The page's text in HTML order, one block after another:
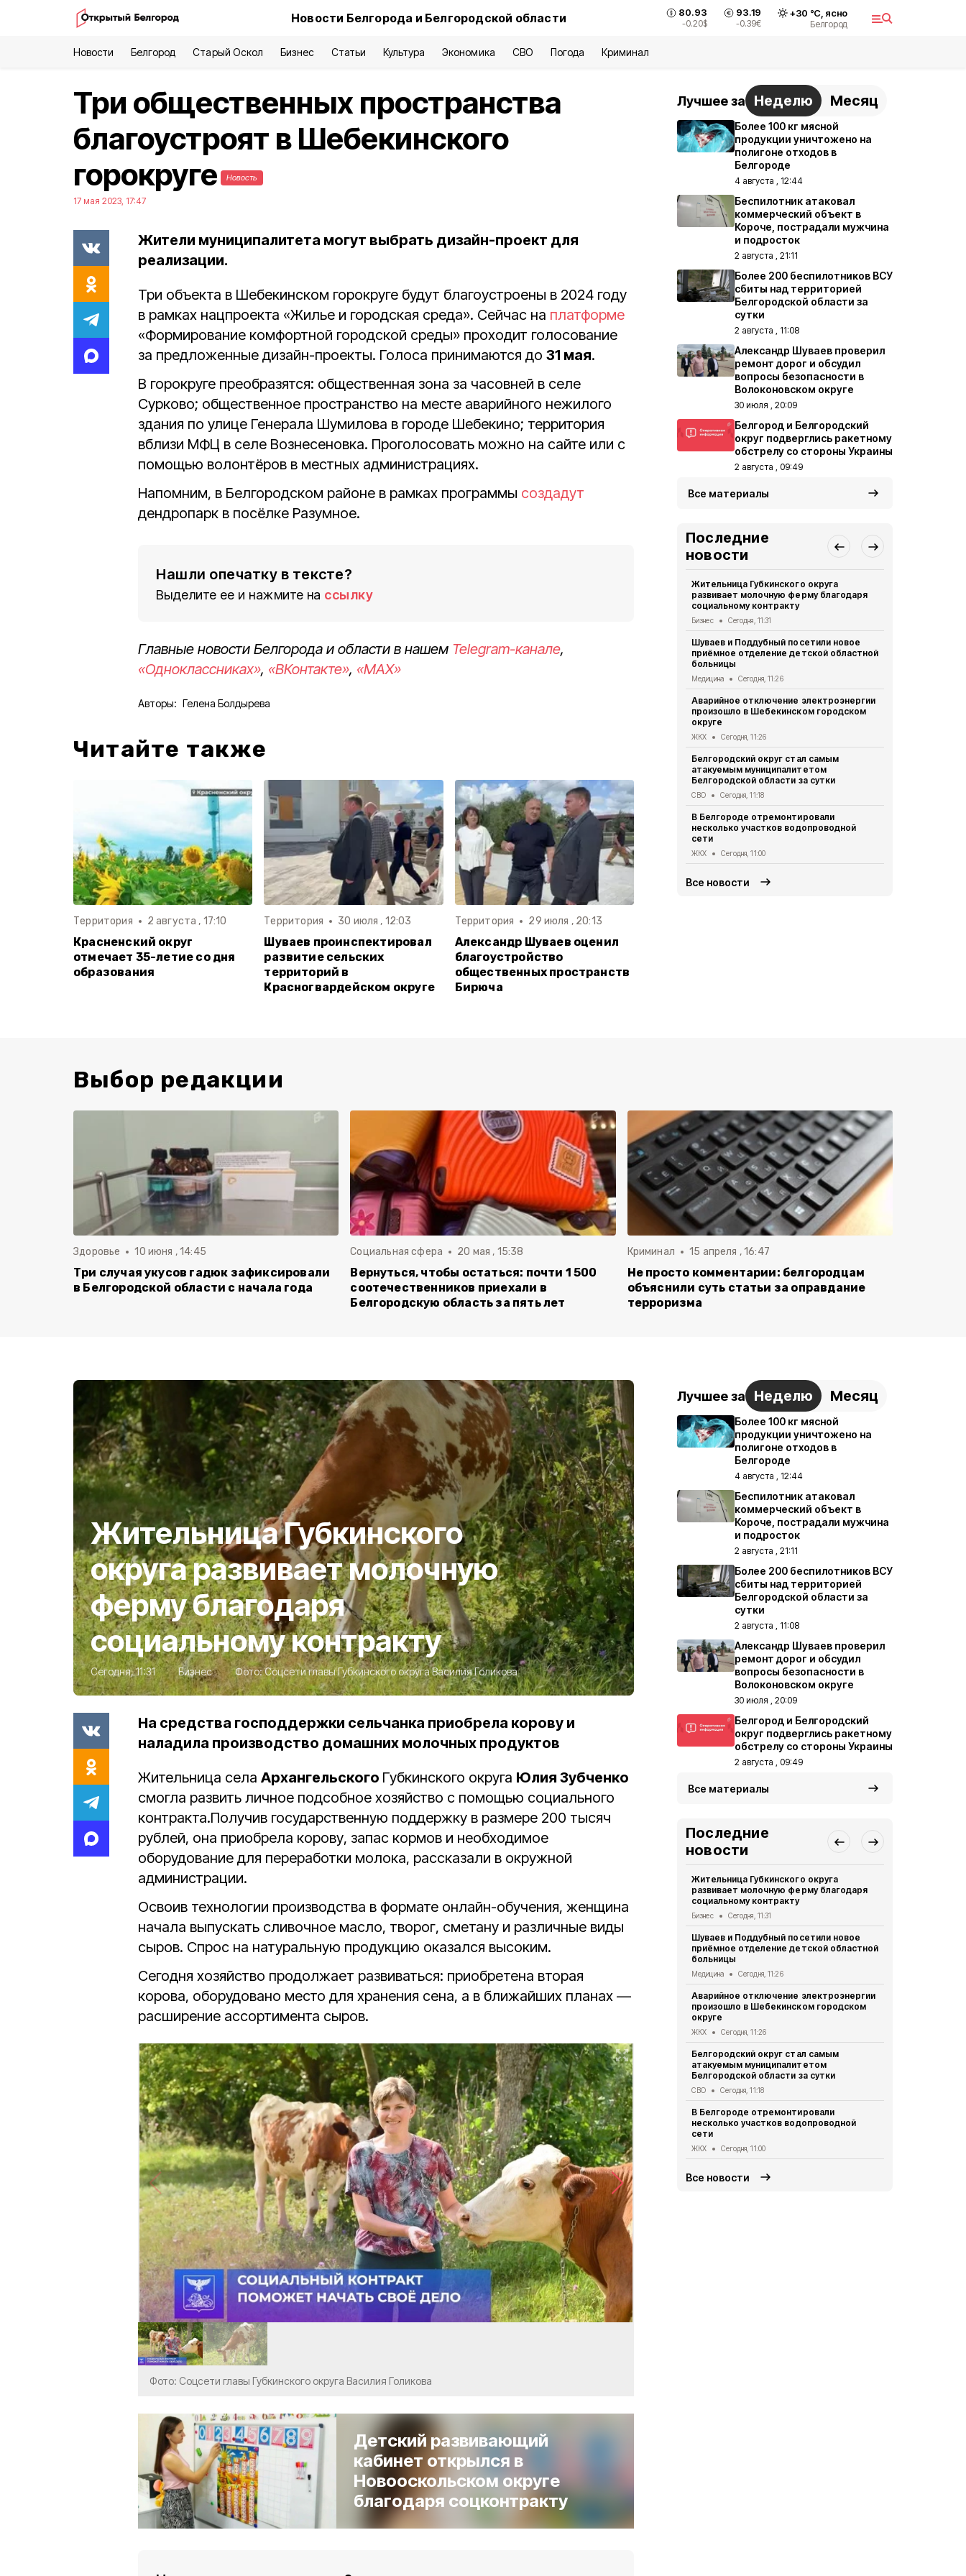
Новости Белгорода и Белгородской области 80.93
-0.20$
93.19
-0.39€
+30 °С, ясно
Белгород
Новости Белгород Старый Оскол Бизнес Статьи Культура Экономика СВО Погода Криминал
Три общественных пространства
благоустроят в Шебекинского
горокруге
Новость
17 мая 2023, 17:47
Жители муниципалитета могут выбрать дизайн-проект для
реализации.
Три объекта в Шебекинском горокруге будут благоустроены в 2024 году
в рамках нацпроекта «Жилье и городская среда». Сейчас на платформе
«Формирование комфортной городской среды» проходит голосование
за предложенные дизайн-проекты. Голоса принимаются до 31 мая.
В горокруге преобразятся: общественная зона за часовней в селе
Сурково; общественное пространство на месте аварийного нежилого
здания по улице Генерала Шумилова в городе Шебекино; территория
вблизи МФЦ в селе Вознесеновка. Проголосовать можно на сайте или с
помощью волонтëров в местных администрациях.
Напомним, в Белгородском районе в рамках программы создадут
дендропарк в посëлке Разумное.
Нашли опечатку в тексте?
Выделите ее и нажмите на ссылку
Главные новости Белгорода и области в нашем Telegram-канале,
«Одноклассниках», «ВКонтакте», «MAX»
Авторы: Гелена Болдырева
Читайте также
Территория 2 августа , 17:10
Красненский округ
отмечает 35-летие со дня
образования
Территория 30 июля , 12:03
Шуваев проинспектировал
развитие сельских
территорий в
Красногвардейском округе
Территория 29 июля , 20:13
Александр Шуваев оценил
благоустройство
общественных пространств
Бирюча
Лучшее за Неделю Месяц
Более 100 кг мясной
продукции уничтожено на
полигоне отходов в
Белгороде
4 августа , 12:44
Беспилотник атаковал
коммерческий объект в
Короче, пострадали мужчина
и подросток
2 августа , 21:11
Более 200 беспилотников ВСУ
сбиты над территорией
Белгородской области за
сутки
2 августа , 11:08
Александр Шуваев проверил
ремонт дорог и обсудил
вопросы безопасности в
Волоконовском округе
30 июля , 20:09
Белгород и Белгородский
округ подверглись ракетному
обстрелу со стороны Украины
2 августа , 09:49
Все материалы
Последние
новости
Жительница Губкинского округа
развивает молочную ферму благодаря
социальному контракту
Бизнес Сегодня, 11:31
Шуваев и Поддубный посетили новое
приёмное отделение детской областной
больницы
Медицина Сегодня, 11:26
Аварийное отключение электроэнергии
произошло в Шебекинском городском
округе
ЖКХ Сегодня, 11:26
Белгородский округ стал самым
атакуемым муниципалитетом
Белгородской области за сутки
СВО Сегодня, 11:18
В Белгороде отремонтировали
несколько участков водопроводной
сети
ЖКХ Сегодня, 11:00
Все новости
Выбор редакции
Здоровье 10 июня , 14:45
Три случая укусов гадюк зафиксировали
в Белгородской области с начала года
Социальная сфера 20 мая , 15:38
Вернуться, чтобы остаться: почти 1 500
соотечественников приехали в
Белгородскую область за пять лет
Криминал 15 апреля , 16:47
Не просто комментарии: белгородцам
объяснили суть статьи за оправдание
терроризма
Жительница Губкинского
округа развивает молочную
ферму благодаря
социальному контракту
Сегодня, 11:31 Бизнес Фото:Соцсети главы Губкинского округа Василия Голикова
На средства господдержки сельчанка приобрела корову и
наладила производство домашних молочных продуктов
Жительница села Архангельского Губкинского округа Юлия Зубченко
смогла развить личное подсобное хозяйство с помощью социального
контракта.Получив государственную поддержку в размере 200 тысяч
рублей, она приобрела корову, запас кормов и необходимое
оборудование для переработки молока, рассказали в окружной
администрации.
Освоив технологии производства в формате онлайн-обучения, женщина
начала выпускать сливочное масло, творог, сметану и различные виды
сыров. Спрос на натуральную продукцию оказался высоким.
Сегодня хозяйство продолжает развиваться: приобретена вторая
корова, оборудовано место для хранения сена, а в ближайших планах —
расширение ассортимента сыров.
Фото: Соцсети главы Губкинского округа Василия Голикова
Детский развивающий
кабинет открылся в
Новооскольском округе
благодаря соцконтракту
Лучшее за Неделю Месяц
Более 100 кг мясной
продукции уничтожено на
полигоне отходов в
Белгороде
4 августа , 12:44
Беспилотник атаковал
коммерческий объект в
Короче, пострадали мужчина
и подросток
2 августа , 21:11
Более 200 беспилотников ВСУ
сбиты над территорией
Белгородской области за
сутки
2 августа , 11:08
Александр Шуваев проверил
ремонт дорог и обсудил
вопросы безопасности в
Волоконовском округе
30 июля , 20:09
Белгород и Белгородский
округ подверглись ракетному
обстрелу со стороны Украины
2 августа , 09:49
Все материалы
Последние
новости
Жительница Губкинского округа
развивает молочную ферму благодаря
социальному контракту
Бизнес Сегодня, 11:31
Шуваев и Поддубный посетили новое
приёмное отделение детской областной
больницы
Медицина Сегодня, 11:26
Аварийное отключение электроэнергии
произошло в Шебекинском городском
округе
ЖКХ Сегодня, 11:26
Белгородский округ стал самым
атакуемым муниципалитетом
Белгородской области за сутки
СВО Сегодня, 11:18
В Белгороде отремонтировали
несколько участков водопроводной
сети
ЖКХ Сегодня, 11:00
Все новости